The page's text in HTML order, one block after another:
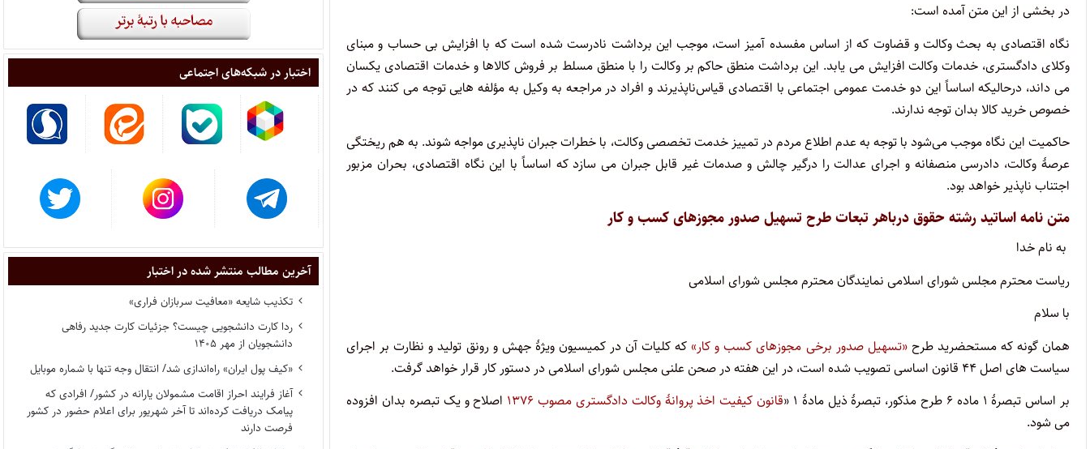
در بخشی از این متن آمده است:
نگاه اقتصادی به بحث وکالت و قضاوت که از اساس مفسده آمیز است، موجب این برداشت نادرست شده است که با افزایش بی حساب و مبنای
وکلای دادگستری، خدمات وکالت افزایش می یابد. این برداشت منطق حاکم بر وکالت را با منطق مسلط بر فروش کالاها و خدمات اقتصادی یکسان
می داند، درحالیکه اساساً این دو خدمت عمومی اجتماعی با اقتصادی قیاس‌ناپذیرند و افراد در مراجعه به وکیل به مؤلفه هایی توجه می کنند که در
خصوص خرید کالا بدان توجه ندارند.
حاکمیت این نگاه موجب می‌شود با توجه به عدم اطلاع مردم در تمییز خدمت تخصصی وکالت، با خطرات جبران ناپذیری مواجه شوند. به هم ریختگی
عرصۀ وکالت، دادرسی منصفانه و اجرای عدالت را درگیر چالش و صدمات غیر قابل جبران می سازد که اساساً با این نگاه اقتصادی، بحران مزبور
اجتناب ناپذیر خواهد بود.
متن نامه اساتید رشته حقوق درباهر تبعات طرح تسهیل صدور مجوزهای کسب و کار
به نام خدا
ریاست محترم مجلس شورای اسلامی نمایندگان محترم مجلس شورای اسلامی
با سلام
همان گونه که مستحضرید طرح «تسهیل صدور برخی مجوزهای کسب و کار» که کلیات آن در کمیسیون ویژۀ جهش و رونق تولید و نظارت بر اجرای
سیاست های اصل ۴۴ قانون اساسی تصویب شده است، در این هفته در صحن علنی مجلس شورای اسلامی در دستور کار قرار خواهد گرفت.
بر اساس تبصرۀ ۱ ماده ۶ طرح مذکور، تبصرۀ ذیل مادۀ ۱ «
قانون کیفیت اخذ پروانۀ وکالت دادگستری مصوب ۱۳۷۶
اصلاح و یک تبصره بدان افزوده
می شود.
اختبار در شبکه‌های اجتماعی
آخرین مطالب منتشر شده در اختبار
تکذیب شایعه «معافیت سربازان فراری»
ردا کارت دانشجویی چیست؟ جزئیات کارت جدید رفاهی
دانشجویان از مهر ۱۴۰۵
«کیف پول ایران» راه‌اندازی شد/ انتقال وجه تنها با شماره موبایل
آغاز فرایند احراز اقامت مشمولان یارانه در کشور/ افرادی که
پیامک دریافت کرده‌اند تا آخر شهریور برای اعلام حضور در کشور
فرصت دارند